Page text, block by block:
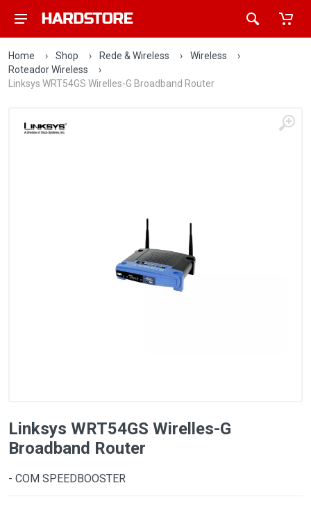
Home › Shop › Rede & Wireless › Wireless
›
Roteador Wireless
›
Linksys WRT54GS Wirelles-G Broadband Router
Linksys WRT54GS Wirelles-G
Broadband Router
- COM SPEEDBOOSTER